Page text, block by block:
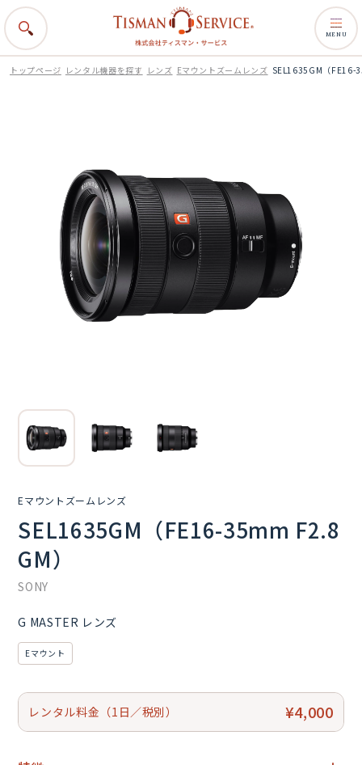
MENU
トップページ レンタル機器を探す レンズ Eマウントズームレンズ SEL1635GM（FE16-
Eマウントズームレンズ
SEL1635GM（FE16-35mm F2.8
GM）
SONY
G MASTER レンズ
Eマウント
レンタル料金（1日／税別） ¥4,000